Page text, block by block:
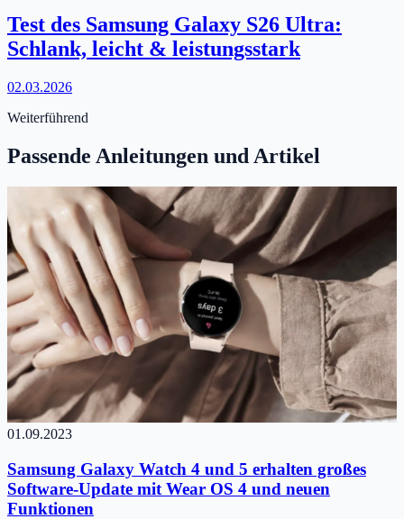
Test des Samsung Galaxy S26 Ultra:
Schlank, leicht & leistungsstark
02.03.2026
Weiterführend
Passende Anleitungen und Artikel
01.09.2023
Samsung Galaxy Watch 4 und 5 erhalten großes
Software-Update mit Wear OS 4 und neuen
Funktionen